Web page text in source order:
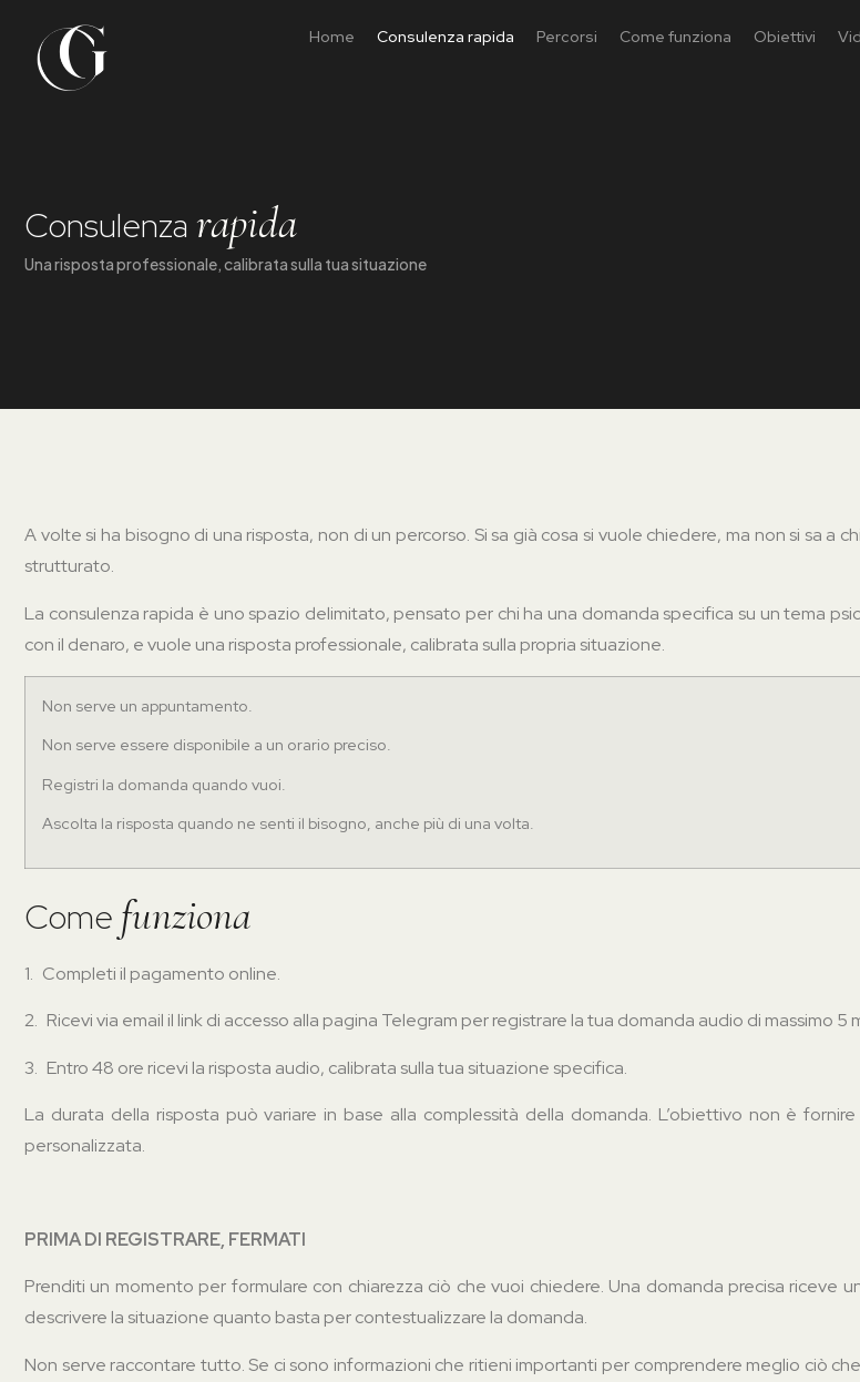
Home Consulenza rapida Percorsi Come funziona Obiettivi
Consulenza rapida
Una risposta professionale, calibrata sulla tua situazione
A volte si ha bisogno di una risposta, non di un percorso. Si sa già cosa si vuole chiedere, ma non si sa a
strutturato.
La consulenza rapida è uno spazio delimitato, pensato per chi ha una domanda specifica su un tema
con il denaro, e vuole una risposta professionale, calibrata sulla propria situazione.
Non serve un appuntamento.
Non serve essere disponibile a un orario preciso.
Registri la domanda quando vuoi.
Ascolta la risposta quando ne senti il bisogno, anche più di una volta.
Come funziona
1. Completi il pagamento online.
2. Ricevi via email il link di accesso alla pagina Telegram per registrare la tua domanda audio di massimo 5
3. Entro 48 ore ricevi la risposta audio, calibrata sulla tua situazione specifica.
La durata della risposta può variare in base alla complessità della domanda. L’obiettivo non è
personalizzata.
PRIMA DI REGISTRARE, FERMATI
Prenditi un momento per formulare con chiarezza ciò che vuoi chiedere. Una domanda precisa riceve
descrivere la situazione quanto basta per contestualizzare la domanda.
Non serve raccontare tutto. Se ci sono informazioni che ritieni importanti per comprendere meglio ciò